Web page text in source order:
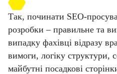
Так, починати SEO-
розробки – правильне та
випадку фахівці відразу
вимоги, логіку структури,
майбутні посадкові